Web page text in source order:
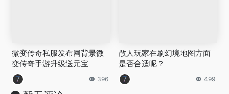
微变传奇私服发布网背景微
变传奇手游升级送元宝
396
散人玩家在刷幻境地图方面
是否合适呢？
499